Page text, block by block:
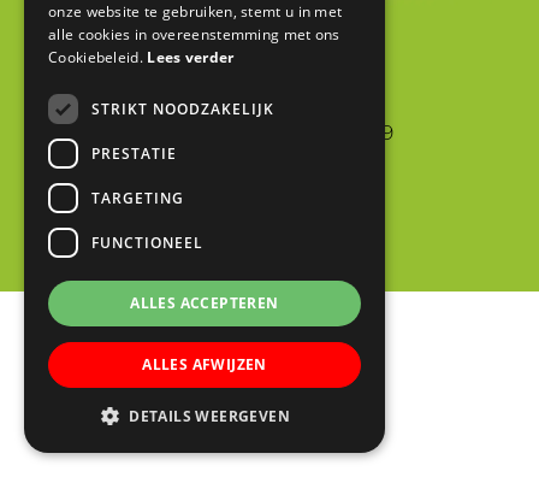
Blink
Jan van Riebeeckstraat 9
info@blinkschool.nl
onze website te gebruiken, stemt u in met
alle cookies in overeenstemming met ons
Cookiebeleid. Lees verder
STRIKT NOODZAKELIJK
PRESTATIE
TARGETING
FUNCTIONEEL
ALLES ACCEPTEREN
ALLES AFWIJZEN
DETAILS WEERGEVEN